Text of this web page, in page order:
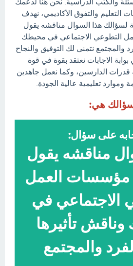
والتفوق الأكاديمي، نهدف
لسؤالك هذا السوال مناقشه يقول
التطوعي الاجتماعي في محيطك
والمجتمع نتمنى لك التوفيق والنجاح
الاجابات نعتقد بقوة في قوة
قدرات الدارسين، وكما نعمل جاهدين
وموارد تعليمية عالية الجودة.
هي:
على سؤال:
مناقشه يقول
مؤسسات العمل
الاجتماعي في
تأثيرها
والمجتمع